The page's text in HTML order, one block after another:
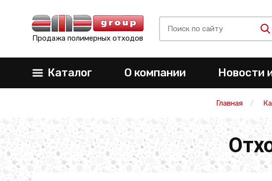
Продажа полимерных отходов
Каталог О компании Новости
Главная